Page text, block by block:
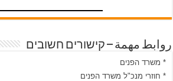
روابط مهمة – קישורים חשובים
* משרד הפנים
* חוזרי מנכ"ל משרד הפנים